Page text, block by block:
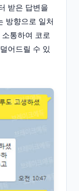
받은 답변을
방향으로 일처
통하여 코로
어드릴 수 있